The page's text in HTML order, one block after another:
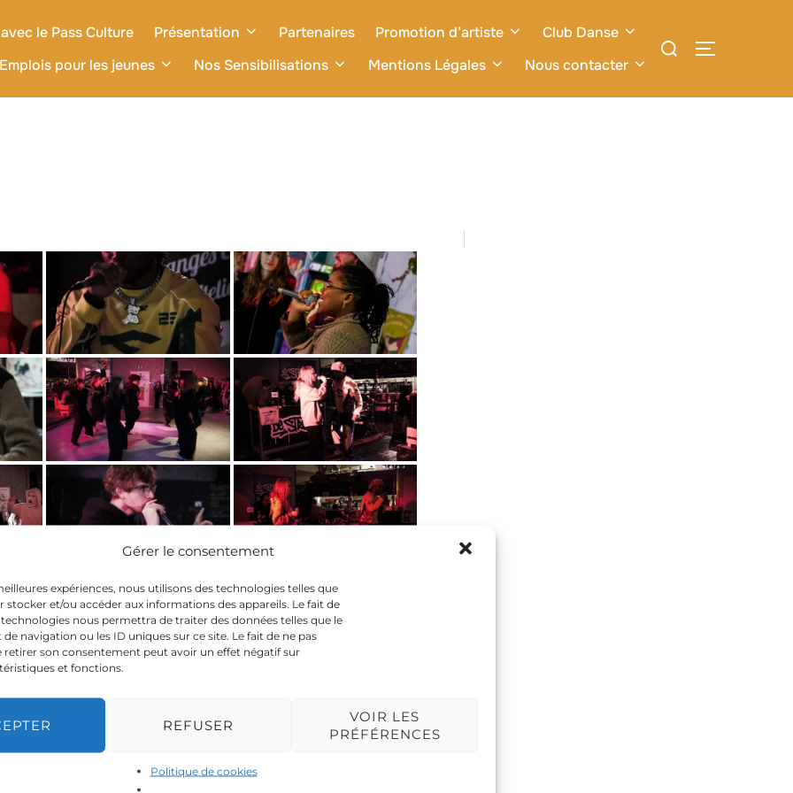
Gérer le consentement
expériences, nous utilisons des technologies telles que
stocker et/ou accéder aux informations des appareils. Le fait de
nous permettra de traiter des données telles que le
navigation ou les ID uniques sur ce site. Le fait de ne pas
retirer son consentement peut avoir un effet négatif sur
et fonctions.
REFUSER
VOIR LES
PRÉFÉRENCES
Politique de cookies
le Pass Culture Présentation Partenaires Promotion d’artiste
Club Danse
pour les jeunes
Nos Sensibilisations Mentions Légales Nous contacter